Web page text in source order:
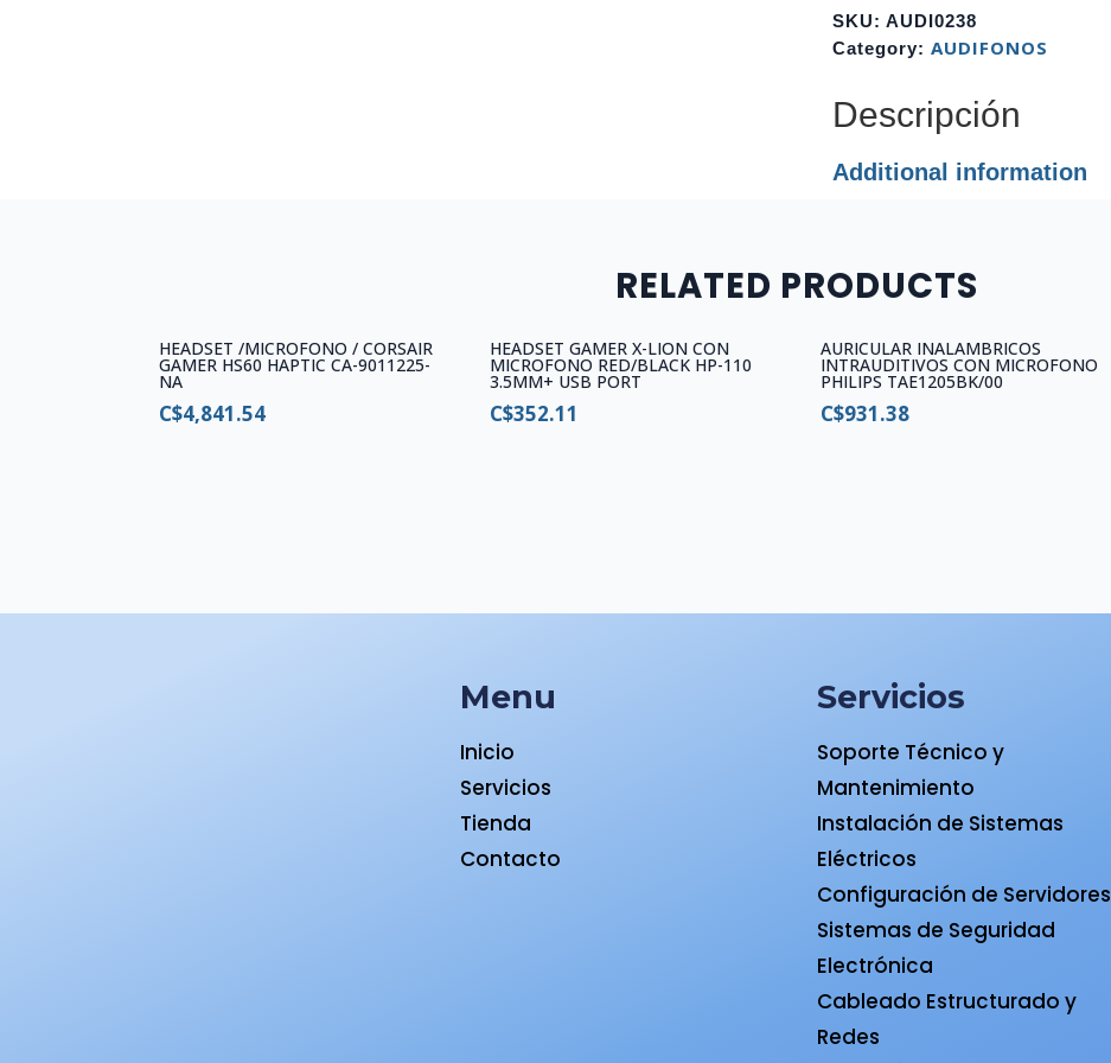
USB
LOGITECH
ROSADO
981-
quantity
SKU: AUDI0238
Category: AUDIFONOS
Descripción
Additional information
RELATED PRODUCTS
HEADSET /MICROFONO / CORSAIR
GAMER HS60 HAPTIC CA-9011225-
NA
C$4,841.54
HEADSET GAMER X-LION CON
MICROFONO RED/BLACK HP-110
3.5MM+ USB PORT
C$352.11
AURICULAR INALAMBRICOS
INTRAUDITIVOS CON MICROFONO
PHILIPS TAE1205BK/00
C$931.38
Menu
Inicio
Servicios
Tienda
Contacto
Servicios
Soporte Técnico y
Mantenimiento
Instalación de Sistemas
Eléctricos
Configuración de Servidores
Sistemas de Seguridad
Electrónica
Cableado Estructurado y
Redes